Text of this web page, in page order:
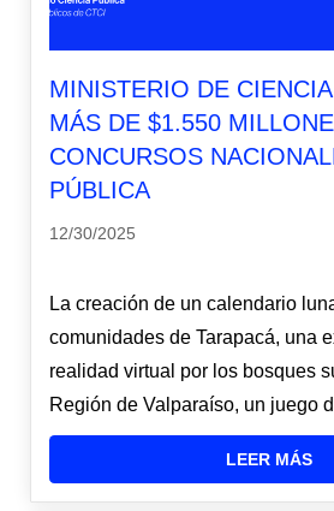
MINISTERIO DE
MÁS DE $1.550
CONCURSOS
PÚBLICA
12/30/2025
La creación de un calendario
comunidades de Tarapacá, una
realidad virtual por los bosques
Región de Valparaíso, un juego
LEER MÁS